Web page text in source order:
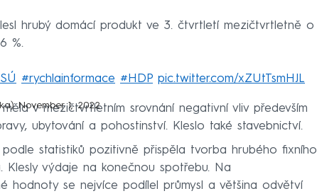
hrubý domácí produkt ve 3. čtvrtletí mezičtvrtletně o
%.
#rychlainformace #HDP pic.twitter.com/xZUtTsmHJL
November 1, 2022
v mezičtvrtletním srovnání negativní vliv především
ubytování a pohostinství. Kleslo také stavebnictví.
statistiků pozitivně přispěla tvorba hrubého fixního
Klesly výdaje na konečnou spotřebu. Na
hodnoty se nejvíce podílel průmysl a většina odvětví